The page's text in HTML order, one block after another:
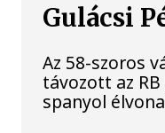
Gulácsi
Az 58-szoros
távozott az
spanyol